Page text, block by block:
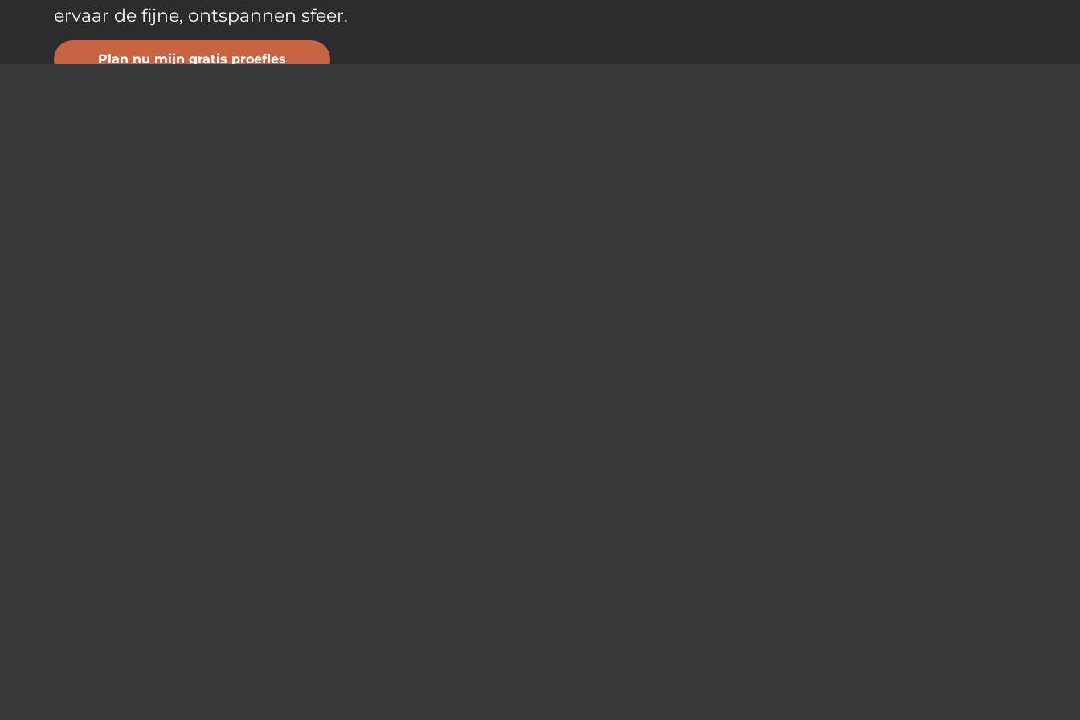
ervaar de fijne, ontspannen sfeer.
Plan nu mijn gratis proefles